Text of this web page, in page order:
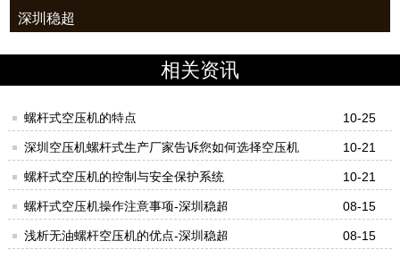
深圳稳超
相关资讯
螺杆式空压机的特点 10-25
深圳空压机螺杆式生产厂家告诉您如何选择空压机 10-21
螺杆式空压机的控制与安全保护系统 10-21
螺杆式空压机操作注意事项-深圳稳超 08-15
浅析无油螺杆空压机的优点-深圳稳超 08-15